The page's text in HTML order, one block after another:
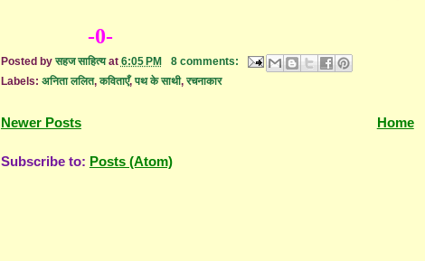
-0-
Posted byसहज साहित्य at 6:05 PM
8 comments:
Labels: अनिता ललित,कविताएँ,पथ के साथी,रचनाकार
Newer Posts Home
Subscribe to: Posts (Atom)